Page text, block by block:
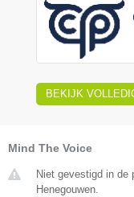
BEKIJK
Mind The Voice
Niet gevestigd in de
Henegouwen.